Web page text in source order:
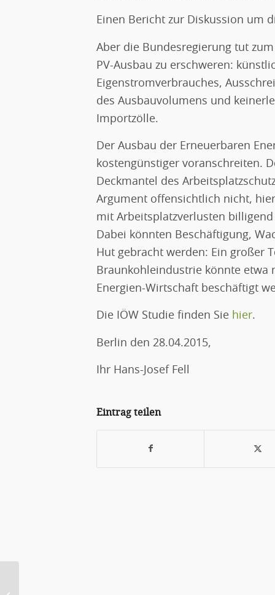
Einen Bericht zur Diskussion um
Aber die Bundesregierung tut
PV-Ausbau zu erschweren:
Eigenstromverbrauches,
des Ausbauvolumens und
Importzölle.
Der Ausbau der Erneuerbaren
kostengünstiger voranschreiten.
Deckmantel des
Argument offensichtlich nicht,
mit Arbeitsplatzverlusten
Dabei könnten Beschäftigung,
Hut gebracht werden: Ein großer
Braunkohleindustrie könnte etwa
Energien-Wirtschaft beschäftigt
Die IÖW Studie finden Sie hier.
Berlin den 28.04.2015,
Ihr Hans-Josef Fell
Eintrag teilen